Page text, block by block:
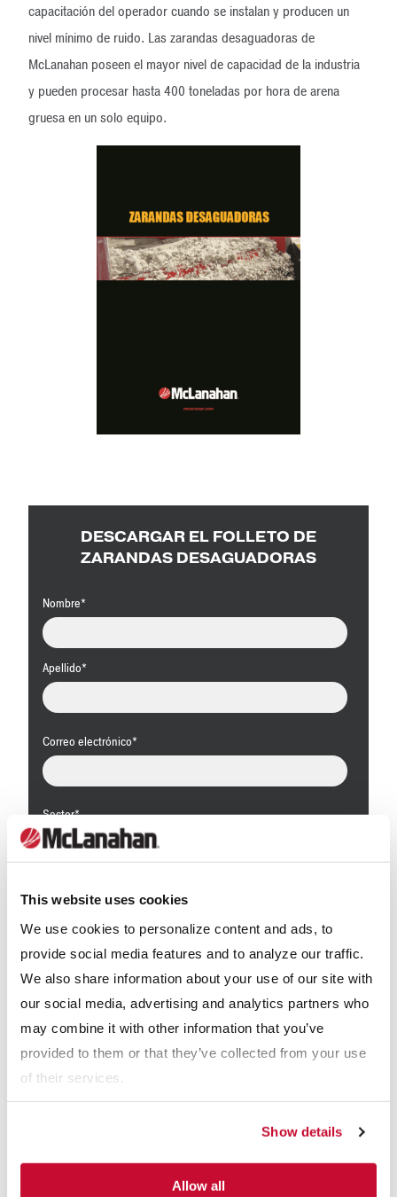
This website uses cookies
We use cookies to personalize content and ads, to
provide social media features and to analyze our traffic.
We also share information about your use of our site with
our social media, advertising and analytics partners who
may combine it with other information that you’ve
provided to them or that they’ve collected from your use
of their services.
Show details
Allow all
capacitación del operador cuando se instalan y producen un
nivel mínimo de ruido. Las zarandas desaguadoras de
McLanahan poseen el mayor nivel de capacidad de la industria
y pueden procesar hasta 400 toneladas por hora de arena
gruesa en un solo equipo.
DESCARGAR EL FOLLETO DE
ZARANDAS DESAGUADORAS
Nombre*
Apellido*
Correo electrónico*
Sector*
Áridos
Lechería
Arena de fractura
Otro
¿Recibir información de McLanahan?*
Para obtener información sobre cómo McLanahan Corporation
utiliza su información, lea nuestrapolítica de privacidad